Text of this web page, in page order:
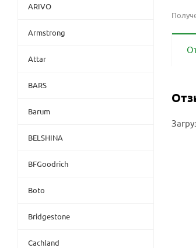
ARIVO
Armstrong
Attar
BARS
Barum
BELSHINA
BFGoodrich
Boto
Bridgestone
Cachland